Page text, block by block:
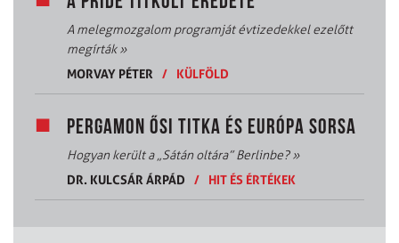
A melegmozgalom programját évtizedekkel ezelőtt
megírták»
MORVAY PÉTER
/ KÜLFÖLD
PERGAMON ŐSI TITKA ÉS EURÓPA SORSA
Hogyan került a „Sátán oltára” Berlinbe?»
DR. KULCSÁR ÁRPÁD
/ HIT ÉS ÉRTÉKEK